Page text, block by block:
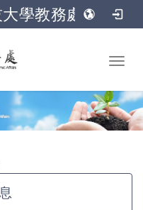
學教務處
容